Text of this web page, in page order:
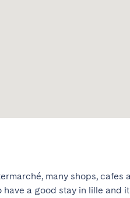
a good stay in lille and